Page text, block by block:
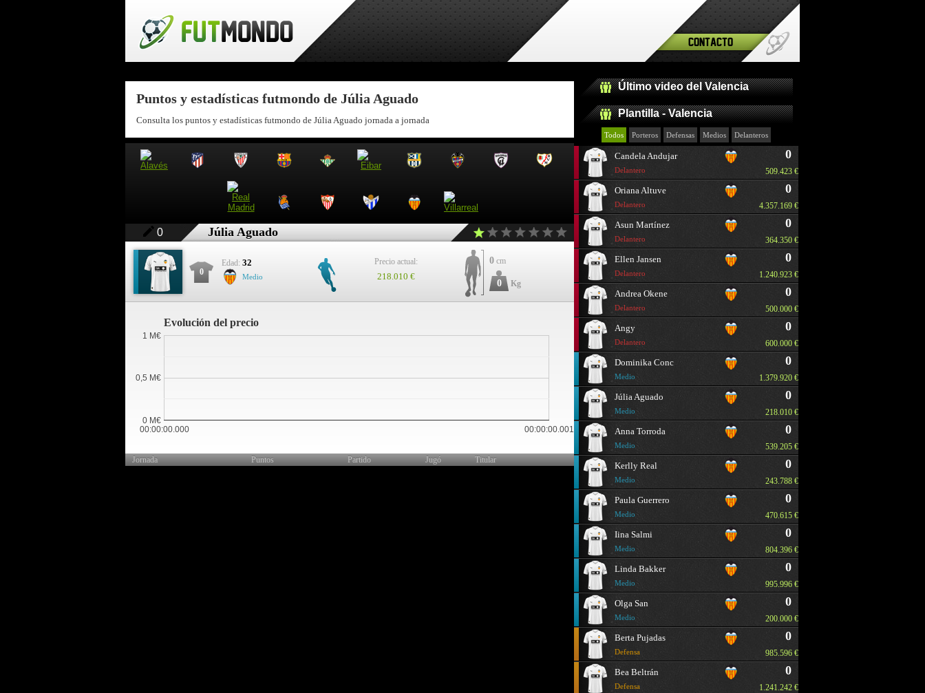
Contacto
Puntos y estadísticas futmondo de Júlia Aguado
Consulta los puntos y estadísticas futmondo de Júlia Aguado jornada a jornada
0 Júlia Aguado
0
Edad: 32
Medio
Precio actual:
218.010 €
0 cm
0 Kg
Evolución del precio
00:00:00.000 00:00:00.001
0 M€
0,5 M€
1 M€
Jornada Puntos Partido Jugó Titular
Último video del Valencia
Plantilla - Valencia
Todos Porteros Defensas Medios Delanteros
Candela Andujar
Delantero
0
509.423 €
Oriana Altuve
Delantero
0
4.357.169 €
Asun Martínez
Delantero
0
364.350 €
Ellen Jansen
Delantero
0
1.240.923 €
Andrea Okene
Delantero
0
500.000 €
Angy
Delantero
0
600.000 €
Dominika Conc
Medio
0
1.379.920 €
Júlia Aguado
Medio
0
218.010 €
Anna Torroda
Medio
0
539.205 €
Kerlly Real
Medio
0
243.788 €
Paula Guerrero
Medio
0
470.615 €
Iina Salmi
Medio
0
804.396 €
Linda Bakker
Medio
0
995.996 €
Olga San
Medio
0
200.000 €
Berta Pujadas
Defensa
0
985.596 €
Bea Beltrán
Defensa
0
1.241.242 €